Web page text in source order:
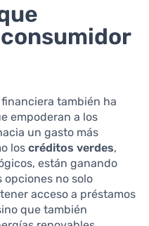
también ha
empoderan a los
un gasto más
los créditos verdes,
están ganando
opciones no solo
acceso a préstamos
que también